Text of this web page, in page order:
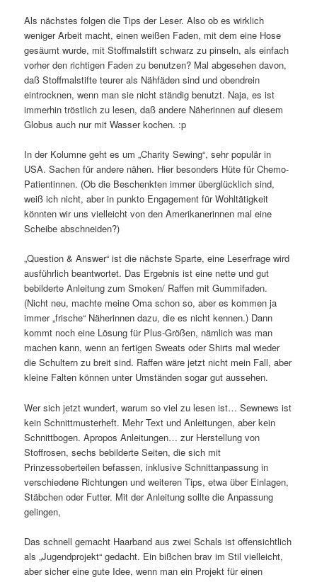
Als nächstes folgen die Tips der Leser. Also ob es wirklich
weniger Arbeit macht, einen weißen Faden, mit dem eine Hose
gesäumt wurde, mit Stoffmalstift schwarz zu pinseln, als einfach
vorher den richtigen Faden zu benutzen? Mal abgesehen davon,
daß Stoffmalstifte teurer als Nähfäden sind und obendrein
eintrocknen, wenn man sie nicht ständig benutzt. Naja, es ist
immerhin tröstlich zu lesen, daß andere Näherinnen auf diesem
Globus auch nur mit Wasser kochen. :p
In der Kolumne geht es um „Charity Sewing“, sehr populär in
USA. Sachen für andere nähen. Hier besonders Hüte für Chemo-
Patientinnen. (Ob die Beschenkten immer überglücklich sind,
weiß ich nicht, aber in punkto Engagement für Wohltätigkeit
könnten wir uns vielleicht von den Amerikanerinnen mal eine
Scheibe abschneiden?)
„Question & Answer“ ist die nächste Sparte, eine Leserfrage wird
ausführlich beantwortet. Das Ergebnis ist eine nette und gut
bebilderte Anleitung zum Smoken/ Raffen mit Gummifaden.
(Nicht neu, machte meine Oma schon so, aber es kommen ja
immer „frische“ Näherinnen dazu, die es nicht kennen.) Dann
kommt noch eine Lösung für Plus-Größen, nämlich was man
machen kann, wenn an fertigen Sweats oder Shirts mal wieder
die Schultern zu breit sind. Raffen wäre jetzt nicht mein Fall, aber
kleine Falten können unter Umständen sogar gut aussehen.
Wer sich jetzt wundert, warum so viel zu lesen ist… Sewnews ist
kein Schnittmusterheft. Mehr Text und Anleitungen, aber kein
Schnittbogen. Apropos Anleitungen… zur Herstellung von
Stoffrosen, sechs bebilderte Seiten, die sich mit
Prinzessoberteilen befassen, inklusive Schnittanpassung in
verschiedene Richtungen und weiteren Tips, etwa über Einlagen,
Stäbchen oder Futter. Mit der Anleitung sollte die Anpassung
gelingen,
Das schnell gemacht Haarband aus zwei Schals ist offensichtlich
als „Jugendprojekt“ gedacht. Ein bißchen brav im Stil vielleicht,
aber sicher eine gute Idee, wenn man ein Projekt für einen